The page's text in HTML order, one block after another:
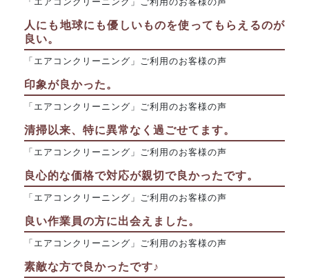
人にも地球にも優しいものを使ってもらえるのが
良い。
「エアコンクリーニング」ご利用のお客様の声
印象が良かった。
「エアコンクリーニング」ご利用のお客様の声
清掃以来、特に異常なく過ごせてます。
「エアコンクリーニング」ご利用のお客様の声
良心的な価格で対応が親切で良かったです。
「エアコンクリーニング」ご利用のお客様の声
良い作業員の方に出会えました。
「エアコンクリーニング」ご利用のお客様の声
素敵な方で良かったです♪